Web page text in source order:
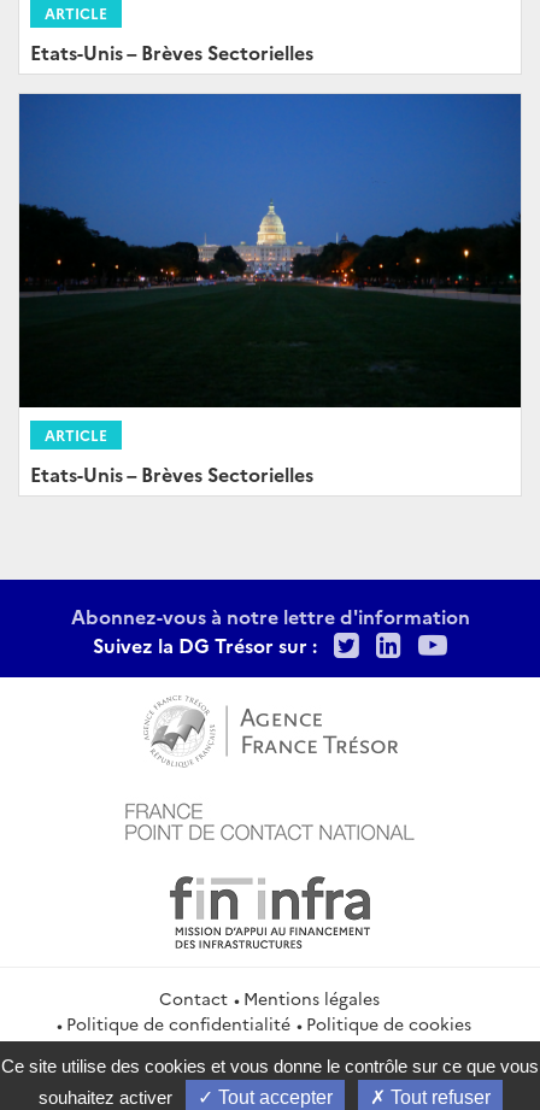
ARTICLE
Etats-Unis – Brèves Sectorielles
ARTICLE
Etats-Unis – Brèves Sectorielles
Abonnez-vous à notre lettre d'information
Suivez la DG Trésor sur :
TwitterLinkedIn
Contact
Mentions légales
Politique de confidentialité
Politique de cookies
Gestion des cookies
Flux RSS
service-public.gouv.fr
legifrance.gouv.fr
info.gouv.fr
Ce site utilise des cookies et vous donne le contrôle sur ce que vous
souhaitez activer
Tout accepter Tout refuser